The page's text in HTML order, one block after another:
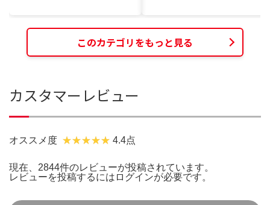
このカテゴリをもっと見る
カスタマーレビュー
オススメ度 4.4点
現在、2844件のレビューが投稿されています。
レビューを投稿するには ログインが必要です。